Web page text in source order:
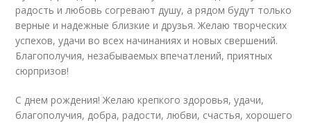
радость и любовь согревают душу, а рядом будут только
верные и надежные близкие и друзья. Желаю творческих
успехов, удачи во всех начинаниях и новых свершений.
Благополучия, незабываемых впечатлений, приятных
сюрпризов!
С днем рождения! Желаю крепкого здоровья, удачи,
благополучия, добра, радости, любви, счастья, хорошего